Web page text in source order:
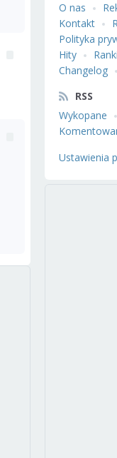
O nas
Kontakt
Polityka
Hity
Changelog
RSS
Wykopane
Ustawienia